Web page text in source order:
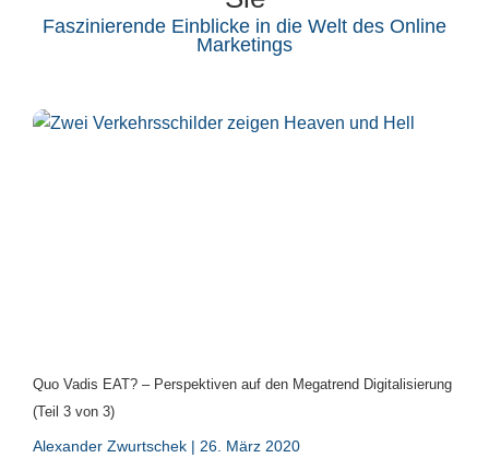
Faszinierende Einblicke in die Welt des Online
Marketings
Quo Vadis EAT? – Perspektiven auf den Megatrend Digitalisierung
(Teil 3 von 3)
Alexander Zwurtschek 26. März 2020